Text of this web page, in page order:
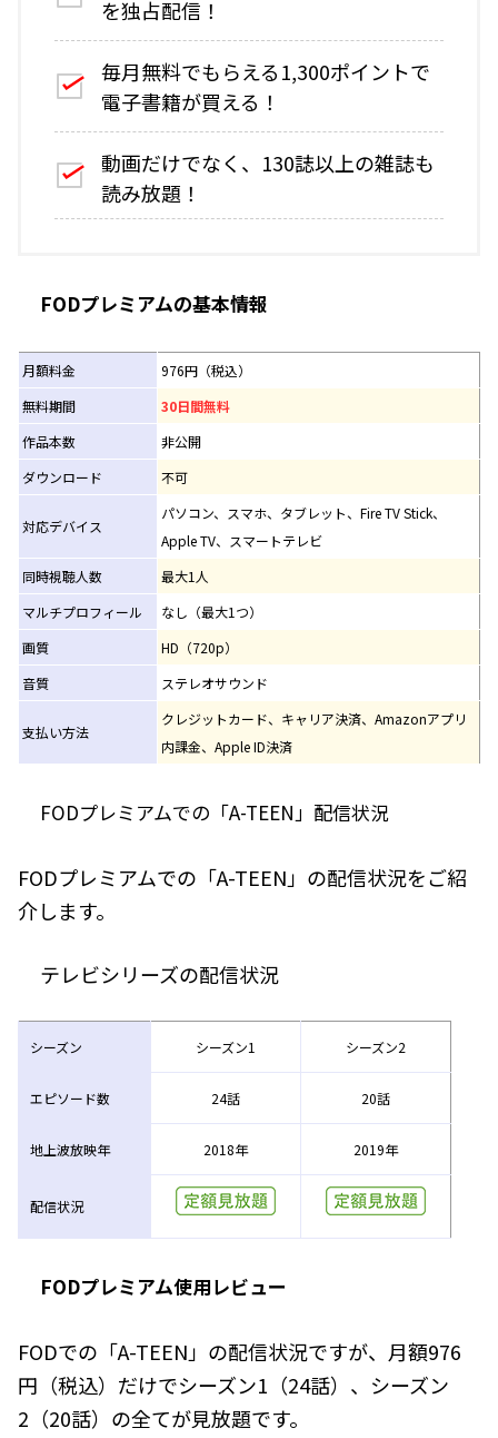
を独占配信！
毎月無料でもらえる1,300ポイントで
電子書籍が買える！
動画だけでなく、130誌以上の雑誌も
読み放題！
FODプレミアムの基本情報
月額料金
976円（税込）
無料期間
30日間無料
作品本数
非公開
ダウンロード
不可
対応デバイス
パソコン、スマホ、タブレット、Fire TV Stick、
Apple TV、スマートテレビ
同時視聴人数
最大1人
マルチプロフィール
なし（最大1つ）
画質
HD（720p）
音質
ステレオサウンド
支払い方法
クレジットカード、キャリア決済、Amazonアプリ
内課金、Apple ID決済
FODプレミアムでの「A-TEEN」配信状況
FODプレミアムでの「A-TEEN」の配信状況をご紹
介します。
テレビシリーズの配信状況
シーズン シーズン1 シーズン2
エピソード数 24話 20話
地上波放映年 2018年 2019年
配信状況
FODプレミアム使用レビュー
FODでの「A-TEEN」の配信状況ですが、月額976
円（税込）だけでシーズン1（24話）、シーズン
2（20話）の全てが見放題です。